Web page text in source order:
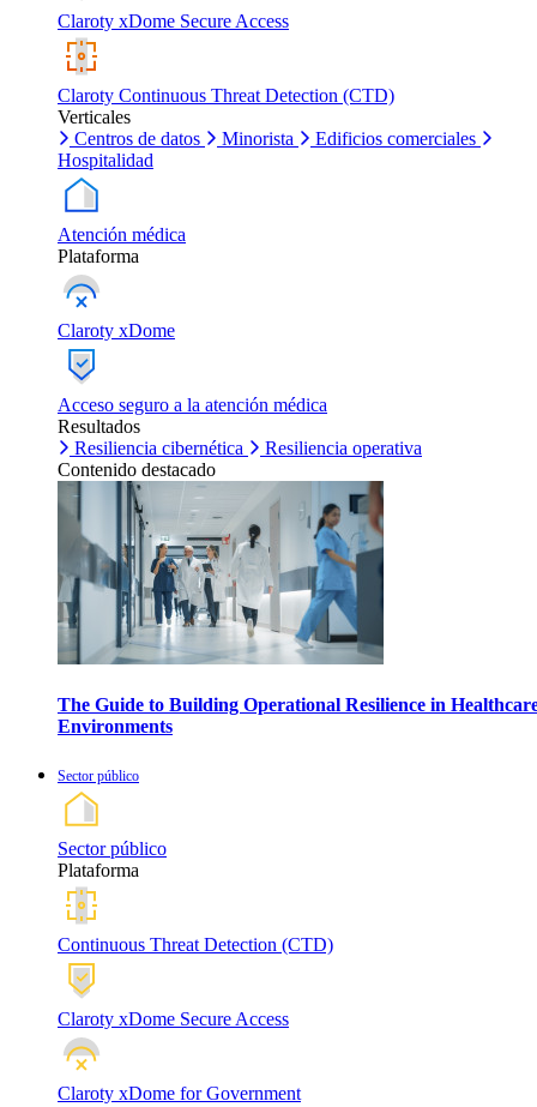
Claroty xDome Secure Access
Claroty Continuous Threat Detection (CTD)
Verticales
Centros de datos
Minorista
Edificios comerciales
Hospitalidad
Atención médica
Plataforma
Claroty xDome
Acceso seguro a la atención médica
Resultados
Resiliencia cibernética
Resiliencia operativa
Contenido destacado
The Guide to Building Operational Resilience in
Environments
Sector público
Sector público
Plataforma
Continuous Threat Detection (CTD)
Claroty xDome Secure Access
Claroty xDome for Government